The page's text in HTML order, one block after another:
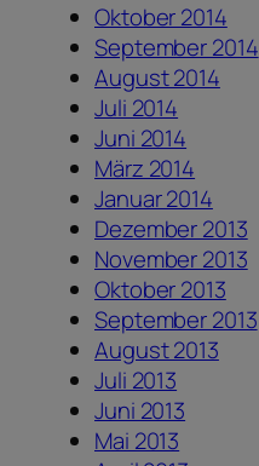
Oktober 2014
September 2014
August 2014
Juli 2014
Juni 2014
März 2014
Januar 2014
Dezember 2013
November 2013
Oktober 2013
September 2013
August 2013
Juli 2013
Juni 2013
Mai 2013